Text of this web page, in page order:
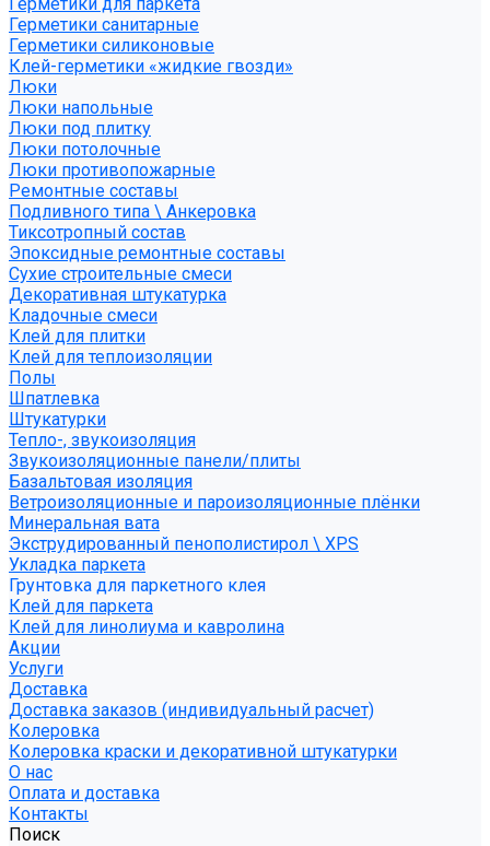
Герметики санитарные
Герметики силиконовые
Клей-герметики «жидкие гвозди»
Люки
Люки напольные
Люки под плитку
Люки потолочные
Люки противопожарные
Ремонтные составы
Подливного типа \ Анкеровка
Тиксотропный состав
Эпоксидные ремонтные составы
Сухие строительные смеси
Декоративная штукатурка
Кладочные смеси
Клей для плитки
Клей для теплоизоляции
Полы
Шпатлевка
Штукатурки
Тепло-, звукоизоляция
Звукоизоляционные панели/плиты
Базальтовая изоляция
Ветроизоляционные и пароизоляционные плёнки
Минеральная вата
Экструдированный пенополистирол \ XPS
Укладка паркета
Грунтовка для паркетного клея
Клей для паркета
Клей для линолиума и кавролина
Акции
Услуги
Доставка
Доставка заказов (индивидуальный расчет)
Колеровка
Колеровка краски и декоративной штукатурки
О нас
Оплата и доставка
Контакты
Поиск